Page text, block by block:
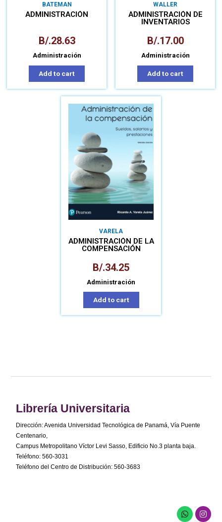
BATEMAN
ADMINISTRACIÓN
B/.28.63
Administración
Add to cart
WALLER
ADMINISTRACIÓN DE
INVENTARIOS
B/.17.00
Administración
Add to cart
VARELA
ADMINISTRACIÓN DE LA
COMPENSACIÓN
B/.34.25
Administración
Add to cart
Librería Universitaria
Dirección: Avenida Universidad Tecnológica de Panamá, Vía Puente
Centenario,
Campus Metropolitano Víctor Levi Sasso, Edificio No.3 planta baja.
Teléfono: 560-3031
Teléfono del Centro de Distribución: 560-3683